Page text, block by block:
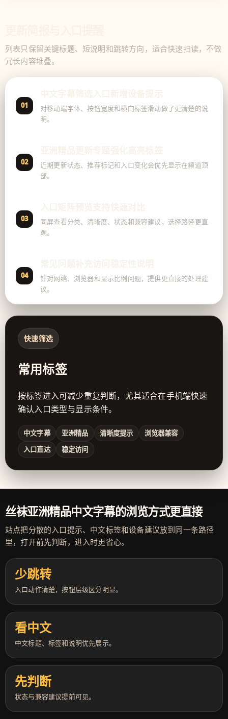
列表只保留关键标题、短说明和跳转方向，适合快速扫读，不做
冗长内容堆叠。
01
对移动端字体、按钮宽度和横向标签滑动做了更清楚的说
明。
02
近期更新状态、推荐标记和入口变化会优先显示在频道顶
部。
03
同屏查看分类、清晰度、状态和兼容建议，选择路径更直
观。
04
针对网络、浏览器和显示比例问题，提供更直接的处理建
议。
快速筛选
常用标签
按标签进入可减少重复判断，尤其适合在手机端快速
确认入口类型与显示条件。
中文字幕 亚洲精品 清晰度提示
浏览器兼容
入口直达
稳定访问
丝袜亚洲精品中文字幕的浏览方式更直接
站点把分散的入口提示、中文标签和设备建议放到同一条路径
里，打开前先判断，进入时更省心。
少跳转
入口动作清楚，按钮层级区分明显。
看中文
中文标题、标签和说明优先展示。
先判断
状态与兼容建议提前可见。